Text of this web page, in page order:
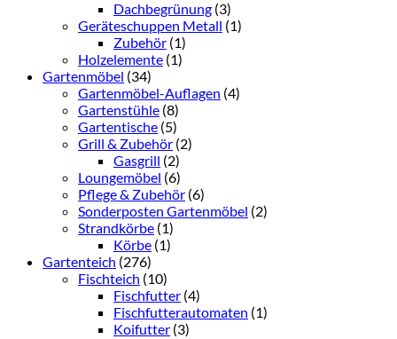
Dachbegrünung (3)
Geräteschuppen Metall (1)
Zubehör (1)
Holzelemente (1)
Gartenmöbel (34)
Gartenmöbel-Auflagen (4)
Gartenstühle (8)
Gartentische (5)
Grill & Zubehör (2)
Gasgrill (2)
Loungemöbel (6)
Pflege & Zubehör (6)
Sonderposten Gartenmöbel (2)
Strandkörbe (1)
Körbe (1)
Gartenteich (276)
Fischteich (10)
Fischfutter (4)
Fischfutterautomaten (1)
Koifutter (3)